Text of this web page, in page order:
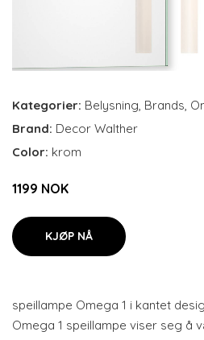
Kategorier: Belysning, Brands,
Brand: Decor Walther
Color: krom
1199 NOK
KJØP NÅ
speillampe Omega 1 i kantet
Omega 1 speillampe viser seg å